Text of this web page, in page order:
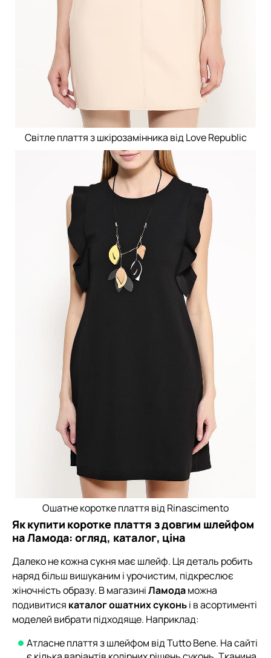
Світле плаття з шкірозамінника від Love Republic
Ошатне коротке плаття від Rinascimento
Як купити коротке плаття з довгим шлейфом
на Ламода: огляд, каталог, ціна
Далеко не кожна сукня має шлейф. Ця деталь робить
наряд більш вишуканим і урочистим, підкреслює
жіночність образу. В магазиніЛамодаможна
подивитися каталог ошатних суконьі в асортименті
моделей вибрати підходяще. Наприклад:
Атласне плаття з шлейфом від Tutto Bene. На сайті